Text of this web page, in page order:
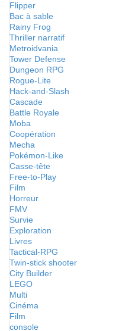
Flipper
Bac à sable
Rainy Frog
Thriller narratif
Metroidvania
Tower Defense
Dungeon RPG
Rogue-Lite
Hack-and-Slash
Cascade
Battle Royale
Moba
Coopération
Mecha
Pokémon-Like
Casse-tête
Free-to-Play
Film
Horreur
FMV
Survie
Exploration
Livres
Tactical-RPG
Twin-stick shooter
City Builder
LEGO
Multi
Cinéma
Film
console